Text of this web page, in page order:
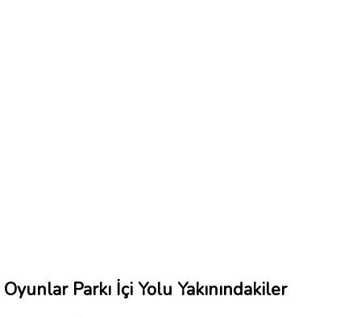
Oyunlar Parkı İçi Yolu Yakınındakiler